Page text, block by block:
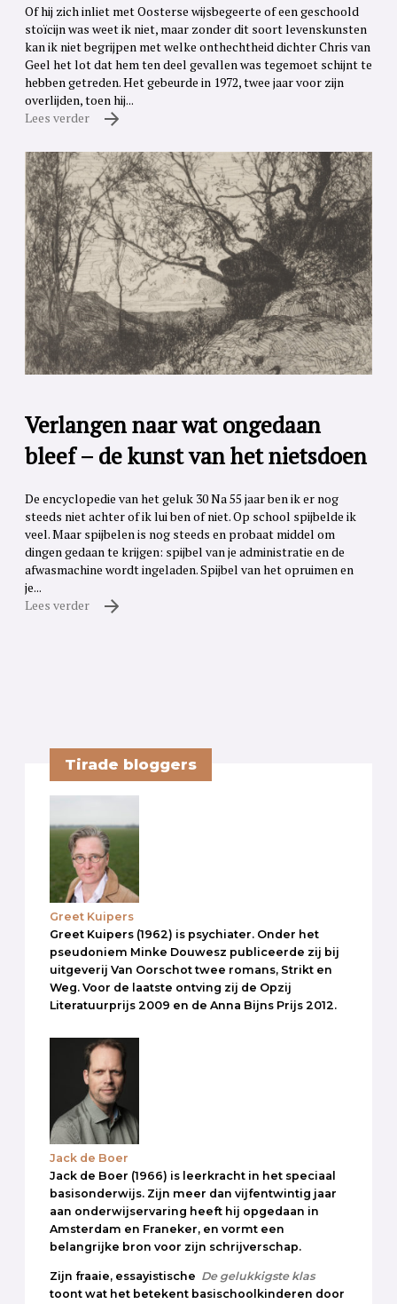
Of hij zich inliet met Oosterse wijsbegeerte of een geschoold
stoïcijn was weet ik niet, maar zonder dit soort levenskunsten
kan ik niet begrijpen met welke onthechtheid dichter Chris van
Geel het lot dat hem ten deel gevallen was tegemoet schijnt te
hebben getreden. Het gebeurde in 1972, twee jaar voor zijn
overlijden, toen hij...
Lees verder
Verlangen naar wat ongedaan
bleef – de kunst van het nietsdoen
De encyclopedie van het geluk 30 Na 55 jaar ben ik er nog
steeds niet achter of ik lui ben of niet. Op school spijbelde ik
veel. Maar spijbelen is nog steeds en probaat middel om
dingen gedaan te krijgen: spijbel van je administratie en de
afwasmachine wordt ingeladen. Spijbel van het opruimen en
je...
Lees verder
Tirade bloggers
Greet Kuipers
Greet Kuipers (1962) is psychiater. Onder het
pseudoniem Minke Douwesz publiceerde zij bij
uitgeverij Van Oorschot twee romans, Strikt en
Weg. Voor de laatste ontving zij de Opzij
Literatuurprijs 2009 en de Anna Bijns Prijs 2012.
Jack de Boer
Jack de Boer (1966) is leerkracht in het speciaal
basisonderwijs. Zijn meer dan vijfentwintig jaar
aan onderwijservaring heeft hij opgedaan in
Amsterdam en Franeker, en vormt een
belangrijke bron voor zijn schrijverschap.
Zijn fraaie, essayistische De gelukkigste klas
toont wat het betekent basischoolkinderen door